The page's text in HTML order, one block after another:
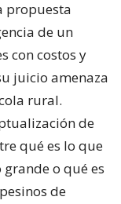
propuesta
de un
con costos y
juicio amenaza
rural.
de
qué es lo que
o qué es
de